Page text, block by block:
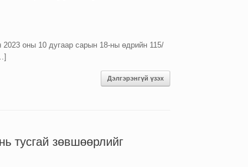
оны 10 дугаар сарын 18-ны өдрийн 115/
Дэлгэрэнгүй үзэх
тусгай зөвшөөрлийг